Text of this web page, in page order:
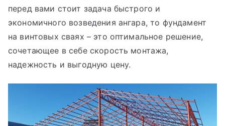
перед вами стоит задача быстрого и
экономичного возведения ангара, то фундамент
на винтовых сваях – это оптимальное решение,
сочетающее в себе скорость монтажа,
надежность и выгодную цену.